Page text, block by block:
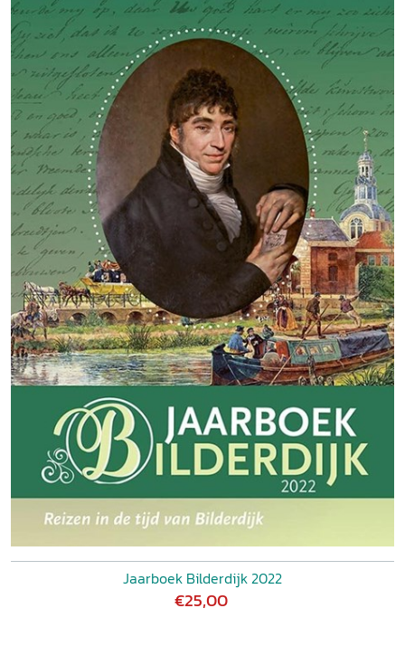
Jaarboek Bilderdijk 2022
€25,00